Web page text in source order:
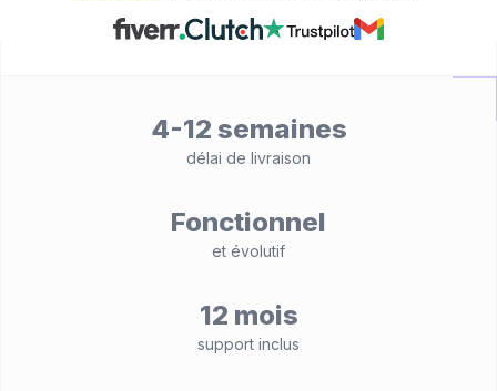
4-12 semaines
délai de livraison
Fonctionnel
et évolutif
12 mois
support inclus